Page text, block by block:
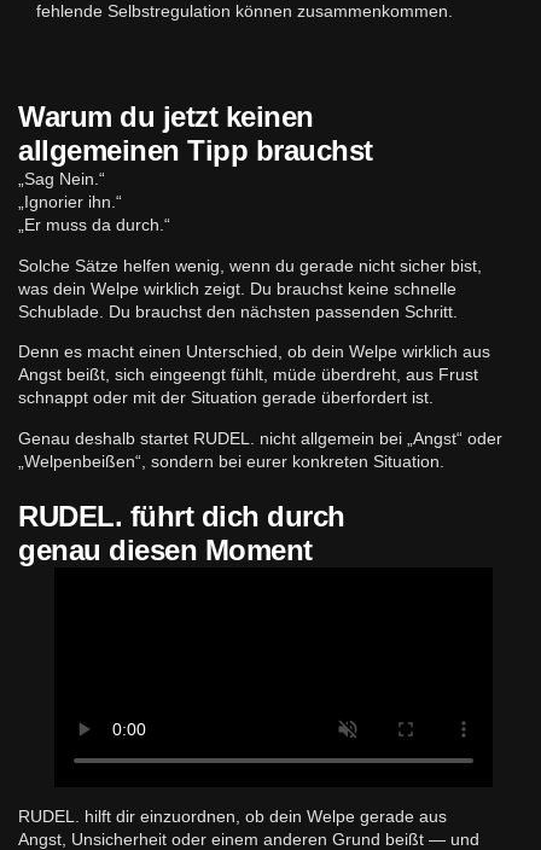
fehlende Selbstregulation können zusammenkommen.
Warum du jetzt keinen
allgemeinen Tipp brauchst
„Sag Nein.“
„Ignorier ihn.“
„Er muss da durch.“
Solche Sätze helfen wenig, wenn du gerade nicht sicher bist,
was dein Welpe wirklich zeigt. Du brauchst keine schnelle
Schublade. Du brauchst den nächsten passenden Schritt.
Denn es macht einen Unterschied, ob dein Welpe wirklich aus
Angst beißt, sich eingeengt fühlt, müde überdreht, aus Frust
schnappt oder mit der Situation gerade überfordert ist.
Genau deshalb startet RUDEL. nicht allgemein bei „Angst“ oder
„Welpenbeißen“, sondern bei eurer konkreten Situation.
RUDEL. führt dich durch
genau diesen Moment
RUDEL. hilft dir einzuordnen, ob dein Welpe gerade aus
Angst, Unsicherheit oder einem anderen Grund beißt — und